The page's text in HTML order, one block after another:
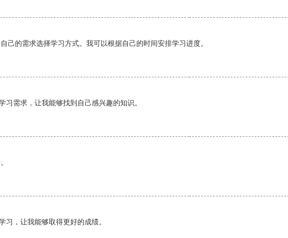
己的需求选择学习方式。我可以根据自己的时间安排学习进度。
需求，让我能够找到自己感兴趣的知识。
，让我能够取得更好的成绩。